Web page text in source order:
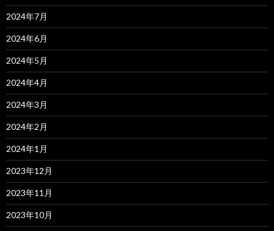
2024年7月
2024年6月
2024年5月
2024年4月
2024年3月
2024年2月
2024年1月
2023年12月
2023年11月
2023年10月